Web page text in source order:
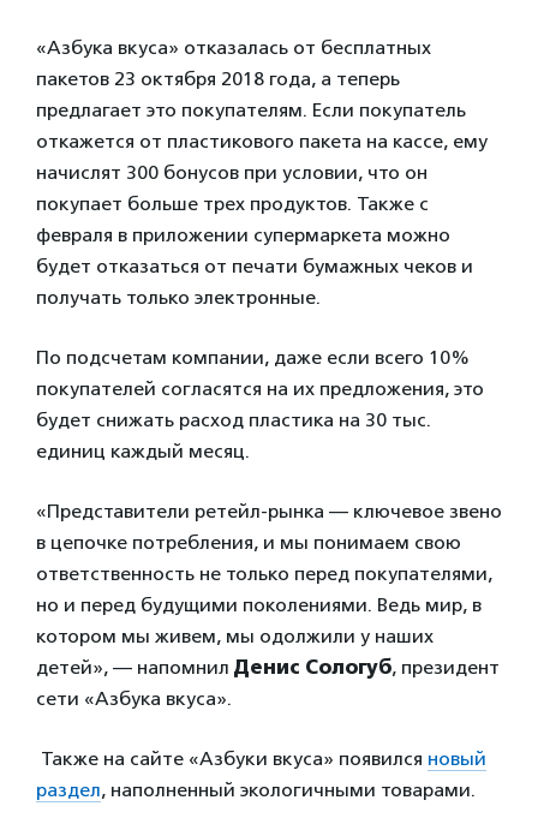
«Азбука вкуса» отказалась от бесплатных
пакетов 23 октября 2018 года, а теперь
предлагает это покупателям. Если покупатель
откажется от пластикового пакета на кассе, ему
начислят 300 бонусов при условии, что он
покупает больше трех продуктов. Также с
февраля в приложении супермаркета можно
будет отказаться от печати бумажных чеков и
получать только электронные.
По подсчетам компании, даже если всего 10%
покупателей согласятся на их предложения, это
будет снижать расход пластика на 30 тыс.
единиц каждый месяц.
«Представители ретейл-рынка — ключевое звено
в цепочке потребления, и мы понимаем свою
ответственность не только перед покупателями,
но и перед будущими поколениями. Ведь мир, в
котором мы живем, мы одолжили у наших
детей», — напомнил Денис Сологуб, президент
сети «Азбука вкуса».
Также на сайте «Азбуки вкуса» появился новый
раздел, наполненный экологичными товарами.